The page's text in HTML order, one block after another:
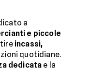
a
e piccole
incassi,
quotidiane.
dedicata e la